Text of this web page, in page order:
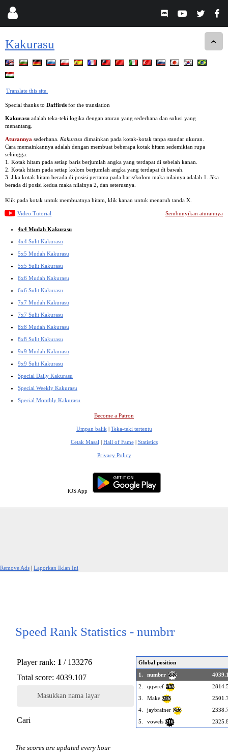
Kakurasu
Translate this site.
Special thanks to Daffirds for the translation
Kakurasu adalah teka-teki logika dengan aturan yang sederhana dan solusi yang
menantang.
Aturannya sederhana. Kakurasu dimainkan pada kotak-kotak tanpa standar ukuran.
Cara memainkannya adalah dengan membuat beberapa kotak hitam sedemikian rupa
sehingga:
1. Kotak hitam pada setiap baris berjumlah angka yang terdapat di sebelah kanan.
2. Kotak hitam pada setiap kolom berjumlah angka yang terdapat di bawah.
3. Jika kotak hitam berada di posisi pertama pada baris/kolom maka nilainya adalah 1. Jika
berada di posisi kedua maka nilainya 2, dan seterusnya.
Klik pada kotak untuk membuatnya hitam, klik kanan untuk menaruh tanda X.
Video Tutorial Sembunyikan aturannya
4x4 Mudah Kakurasu
4x4 Sulit Kakurasu
5x5 Mudah Kakurasu
5x5 Sulit Kakurasu
6x6 Mudah Kakurasu
6x6 Sulit Kakurasu
7x7 Mudah Kakurasu
7x7 Sulit Kakurasu
8x8 Mudah Kakurasu
8x8 Sulit Kakurasu
9x9 Mudah Kakurasu
9x9 Sulit Kakurasu
Special Daily Kakurasu
Special Weekly Kakurasu
Special Monthly Kakurasu
Become a Patron
Umpan balik | Teka-teki tertentu
Cetak Masal | Hall of Fame| Statistics
Privacy Policy
iOS App
Remove Ads | Laporkan Iklan Ini
Speed Rank Statistics - numbrr
Player rank: 1 / 133276
Total score: 4039.107
Masukkan nama layar
Cari
Global position
1.
numbrr 322
2.
qqwref 266
3.
Make 286
4.
jaybrainer 275
5.
vowels 216
The scores are updated every hour